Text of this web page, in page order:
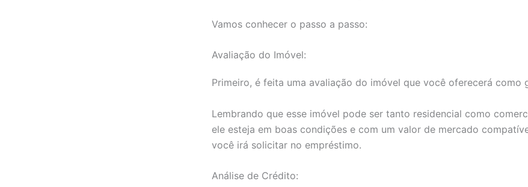
Vamos conhecer o passo a passo:
Avaliação do Imóvel:
Primeiro, é feita uma avaliação do imóvel que você oferecerá como
Lembrando que esse imóvel pode ser tanto residencial como
ele esteja em boas condições e com um valor de mercado
você irá solicitar no empréstimo.
Análise de Crédito: